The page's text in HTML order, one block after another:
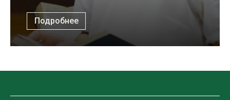
Подробнее